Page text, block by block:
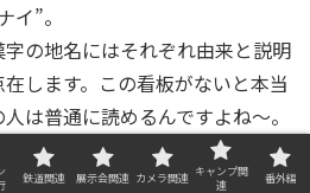
”。
の地名にはそれぞれ由来と説明
します。この看板がないと本当
は普通に読めるんですよね～。
鉄道関連 展示会関連 カメラ関連 キャンプ関
連
番外編